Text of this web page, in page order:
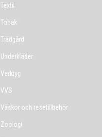
Textil
Tobak
Trädgård
Underkläder
Verktyg
VVS
Väskor och resetillbehör
Zoologi